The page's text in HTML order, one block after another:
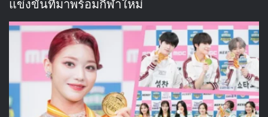
แข่งขันที่มาพร้อมกีฬาใหม่